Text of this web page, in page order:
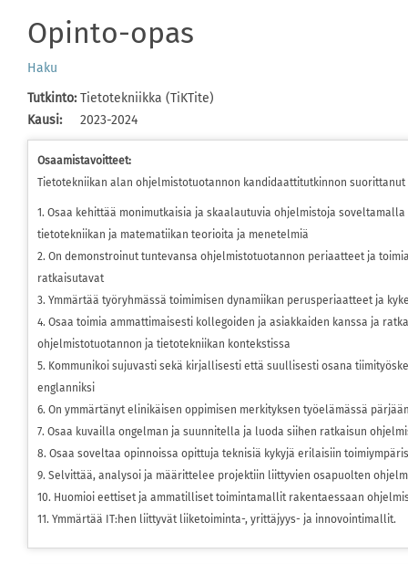
Opinto-opas
Haku
Tutkinto: Tietotekniikka (TiKTite)
Kausi: 2023-2024
Osaamistavoitteet:
Tietotekniikan alan ohjelmistotuotannon kandidaattitutkinnon suorittanut
1. Osaa kehittää monimutkaisia ja skaalautuvia ohjelmistoja
tietotekniikan ja matematiikan teorioita ja menetelmiä
2. On demonstroinut tuntevansa ohjelmistotuotannon periaatteet ja
ratkaisutavat
3. Ymmärtää työryhmässä toimimisen dynamiikan perusperiaatteet ja
4. Osaa toimia ammattimaisesti kollegoiden ja asiakkaiden kanssa ja
ohjelmistotuotannon ja tietotekniikan kontekstissa
5. Kommunikoi sujuvasti sekä kirjallisesti että suullisesti osana
englanniksi
6. On ymmärtänyt elinikäisen oppimisen merkityksen työelämässä
7. Osaa kuvailla ongelman ja suunnitella ja luoda siihen ratkaisun
8. Osaa soveltaa opinnoissa opittuja teknisiä kykyjä erilaisiin
9. Selvittää, analysoi ja määrittelee projektiin liittyvien osapuolten
10. Huomioi eettiset ja ammatilliset toimintamallit rakentaessaan
11. Ymmärtää IT:hen liittyvät liiketoiminta-, yrittäjyys- ja innovointimallit.